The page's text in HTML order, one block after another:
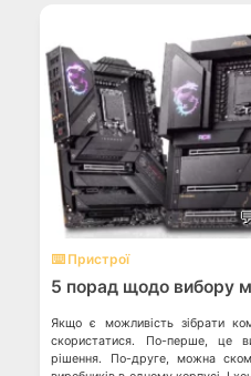
⌨️ Пристрої
5 порад щодо вибору
Якщо є можливість зібрати
скористатися. По-перше, це
рішення. По-друге, можна